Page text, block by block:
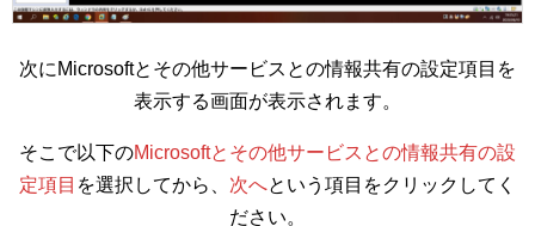
次にMicrosoftとその他サービスとの情報共有の設定項目を
表示する画面が表示されます。
そこで以下のMicrosoftとその他サービスとの情報共有の設
定項目 を選択してから、 次へという項目をクリックしてく
ださい。